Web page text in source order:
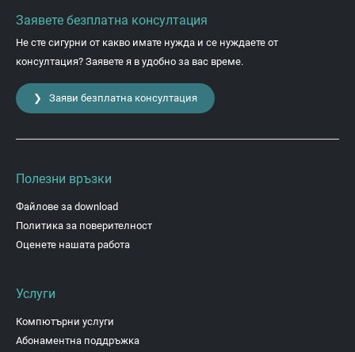
Заявете безплатна консултация
Не сте сигурни от какво имате нужда и се нуждаете от
консултация? Заявете я в удобно за вас време.
❯ Заяви безплатна консултация
Полезни връзки
Файлове за download
Политика за поверителност
Оценете нашата работа
Услуги
Компютърни услуги
Абонаментна поддръжка